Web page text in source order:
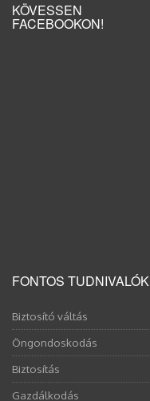
KÖVESSEN
FACEBOOKON!
FONTOS TUDNIVALÓK
Biztosító váltás
Öngondoskodás
Biztosítás
Gazdálkodás